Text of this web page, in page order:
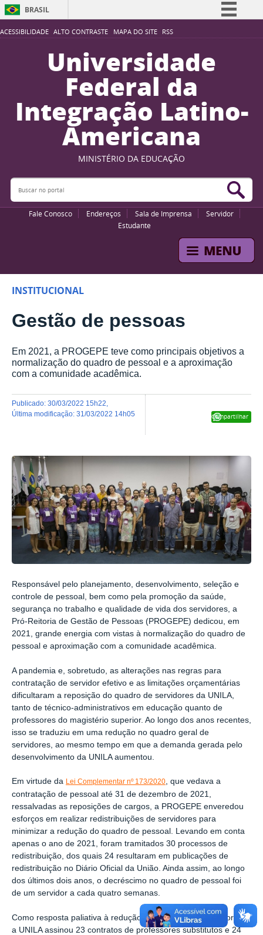
ACESSIBILIDADE ALTO CONTRASTE MAPA DO SITE RSS
BRASIL
Simplifique!
Participe
Acesso à informação
Legislação
Canais
Universidade
Federal da
Integração Latino-
Americana
MINISTÉRIO DA EDUCAÇÃO
Buscar no portal
Fale Conosco Endereços Sala de Imprensa
Servidor
Estudante
INSTITUCIONAL
Gestão de pessoas
Em 2021, a PROGEPE teve como principais objetivos a
normalização do quadro de pessoal e a aproximação
com a comunidade acadêmica.
Compartilhar
publicado: 30/03/2022 15h22
última modificação: 31/03/2022 14h05
Responsável pelo planejamento, desenvolvimento, seleção e
controle de pessoal, bem como pela promoção da saúde,
segurança no trabalho e qualidade de vida dos servidores, a
Pró-Reitoria de Gestão de Pessoas (PROGEPE) dedicou, em
2021, grande energia com vistas à normalização do quadro de
pessoal e aproximação com a comunidade acadêmica.
A pandemia e, sobretudo, as alterações nas regras para
contratação de servidor efetivo e as limitações orçamentárias
dificultaram a reposição do quadro de servidores da UNILA,
tanto de técnico-administrativos em educação quanto de
professores do magistério superior. Ao longo dos anos recentes,
isso se traduziu em uma redução no quadro geral de
servidores, ao mesmo tempo em que a demanda gerada pelo
desenvolvimento da UNILA aumentou.
Em virtude da Lei Complementar nº 173/2020, que vedava a
contratação de pessoal até 31 de dezembro de 2021,
ressalvadas as reposições de cargos, a PROGEPE enveredou
esforços em realizar redistribuições de servidores para
minimizar a redução do quadro de pessoal. Levando em conta
apenas o ano de 2021, foram tramitados 30 processos de
redistribuição, dos quais 24 resultaram em publicações de
redistribuição no Diário Oficial da União. Ainda assim, ao longo
dos últimos dois anos, o decréscimo no quadro de pessoal foi
de um servidor a cada quatro semanas.
Como resposta paliativa à redução do número de professores,
a UNILA assinou 23 contratos de professores substitutos e 24